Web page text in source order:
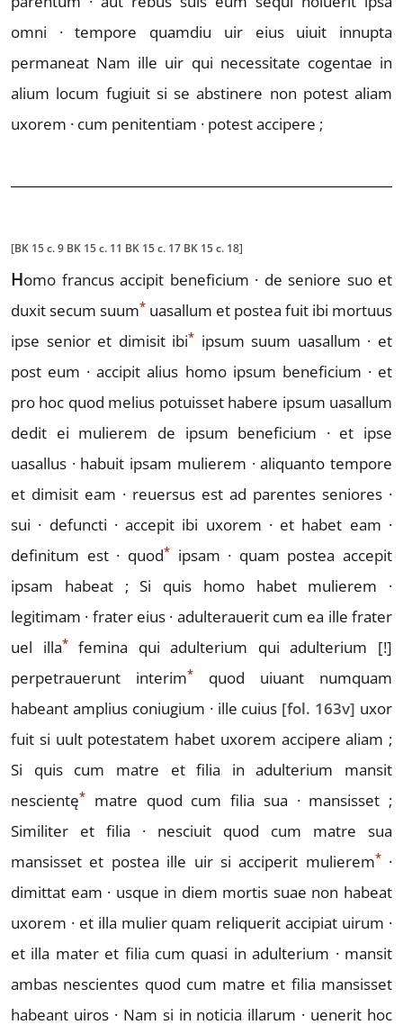
omni ·tempore quamdiu uir eius uiuit innupta
permaneat Nam ille uir qui necessitate cogentae in
alium locum fugiuit si se abstinere non potest aliam
uxorem · cum penitentiam · potest accipere ;
[BK 15 c. 9 BK 15 c. 11 BK 15 c. 17 BK 15 c. 18]
Homo francus accipit beneficium · de seniore suo et
duxit secum suum* uasallum et postea fuit ibi mortuus
ipse senior et dimisit ibi* ipsum suum uasallum · et
post eum · accipit alius homo ipsum beneficium · et
pro hoc quod melius potuisset habere ipsum uasallum
dedit ei mulierem de ipsum beneficium · et ipse
uasallus · habuit ipsam mulierem · aliquanto tempore
et dimisit eam · reuersus est ad parentes seniores ·
sui · defuncti · accepit ibi uxorem · et habet eam ·
definitum est · quod*ipsam · quam postea accepit
ipsam habeat ;Si quis homo habet mulierem ·
legitimam · frater eius · adulterauerit cum ea ille frater
uel illa*femina qui adulterium qui adulterium [!]
perpetrauerunt interim* quod uiuant numquam
habeant amplius coniugium · ille cuius [fol. 163v] uxor
fuit si uult potestatem habet uxorem accipere aliam ;
Si quis cum matre et filia in adulterium mansit
nescientę*
matre quod cum filia sua · mansisset ;
Similiter et filia · nesciuit quod cum matre sua
mansisset et postea ille uir si acciperit mulierem*·
dimittat eam · usque in diem mortis suae non habeat
uxorem · et illa mulier quam reliquerit accipiat uirum ·
et illa mater et filia cum quasi in adulterium · mansit
ambas nescientes quod cum matre et filia mansisset
habeant uiros · Nam si in noticia illarum · uenerit hoc